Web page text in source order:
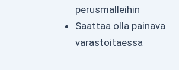
perusmalleihin
Saattaa olla painava
varastoitaessa